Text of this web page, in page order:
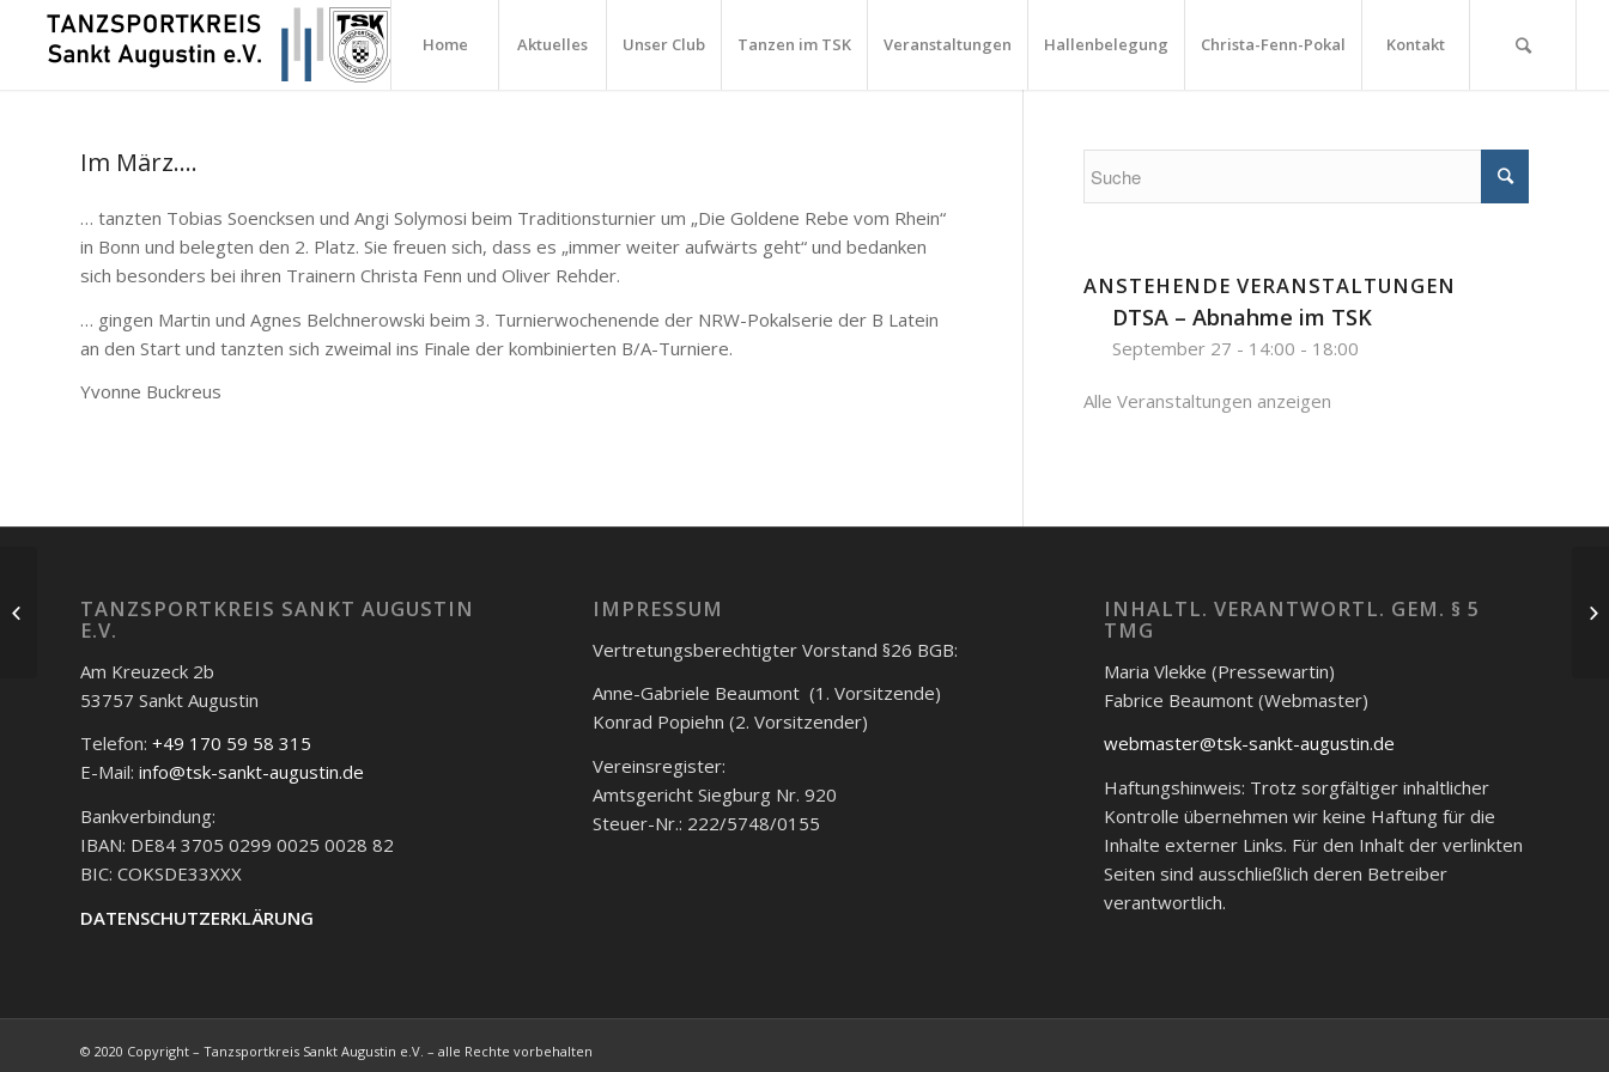
Home Aktuelles Unser Club Tanzen im TSK Veranstaltungen Hallenbelegung Christa-Fenn-Pokal Kontakt
Im März….
… tanzten Tobias Soencksen und Angi Solymosi beim Traditionsturnier um „Die Goldene Rebe vom Rhein“
in Bonn und belegten den 2. Platz. Sie freuen sich, dass es „immer weiter aufwärts geht“ und bedanken
sich besonders bei ihren Trainern Christa Fenn und Oliver Rehder.
… gingen Martin und Agnes Belchnerowski beim 3. Turnierwochenende der NRW-Pokalserie der B Latein
an den Start und tanzten sich zweimal ins Finale der kombinierten B/A-Turniere.
Yvonne Buckreus
ANSTEHENDE VERANSTALTUNGEN
DTSA – Abnahme im TSK
September 27 - 14:00 - 18:00
Alle Veranstaltungen anzeigen
TANZSPORTKREIS SANKT AUGUSTIN
E.V.
Am Kreuzeck 2b
53757 Sankt Augustin
Telefon: +49 170 59 58 315
E-Mail: info@tsk-sankt-augustin.de
Bankverbindung:
IBAN: DE84 3705 0299 0025 0028 82
BIC: COKSDE33XXX
DATENSCHUTZERKLÄRUNG
IMPRESSUM
Vertretungsberechtigter Vorstand §26 BGB:
Anne-Gabriele Beaumont (1. Vorsitzende)
Konrad Popiehn (2. Vorsitzender)
Vereinsregister:
Amtsgericht Siegburg Nr. 920
Steuer-Nr.: 222/5748/0155
INHALTL. VERANTWORTL. GEM. § 5
TMG
Maria Vlekke (Pressewartin)
Fabrice Beaumont (Webmaster)
webmaster@tsk-sankt-augustin.de
Haftungshinweis: Trotz sorgfältiger inhaltlicher
Kontrolle übernehmen wir keine Haftung für die
Inhalte externer Links. Für den Inhalt der verlinkten
Seiten sind ausschließlich deren Betreiber
verantwortlich.
© 2020 Copyright – Tanzsportkreis Sankt Augustin e.V. – alle Rechte vorbehalten
Ein erfolgreiches
Wochenende